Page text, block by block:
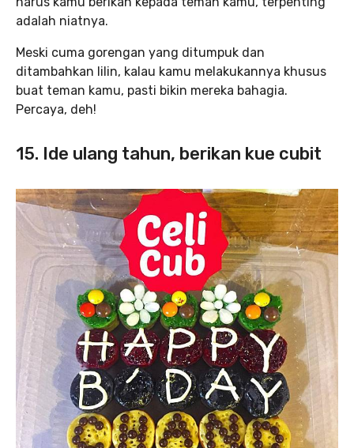
adalah niatnya.
Meski cuma gorengan yang ditumpuk dan
ditambahkan lilin, kalau kamu melakukannya khusus
buat teman kamu, pasti bikin mereka bahagia.
Percaya, deh!
15. Ide ulang tahun, berikan kue cubit